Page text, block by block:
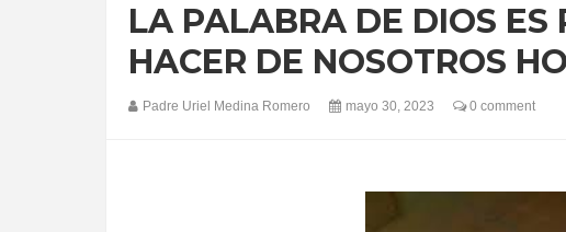
LA PALABRA DE DIOS ES
HACER DE NOSOTROS
Padre Uriel Medina Romero mayo 30, 2023 0 comment